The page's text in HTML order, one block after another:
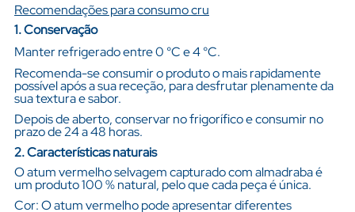
Recomendações para consumo cru
1. Conservação
Manter refrigerado entre 0 °C e 4 °C.
Recomenda-se consumir o produto o mais rapidamente
possível após a sua receção, para desfrutar plenamente da
sua textura e sabor.
Depois de aberto, conservar no frigorífico e consumir no
prazo de 24 a 48 horas.
2. Características naturais
O atum vermelho selvagem capturado com almadraba é
um produto 100 % natural, pelo que cada peça é única.
Cor: O atum vermelho pode apresentar diferentes